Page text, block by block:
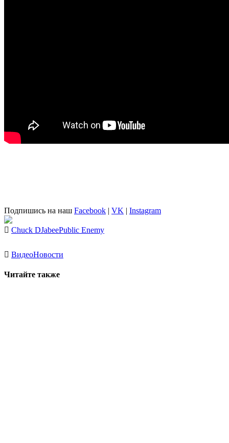
Подпишись на наш Facebook | VK | Instagram
Chuck DJabeePublic Enemy
ВидеоНовости
Читайте также